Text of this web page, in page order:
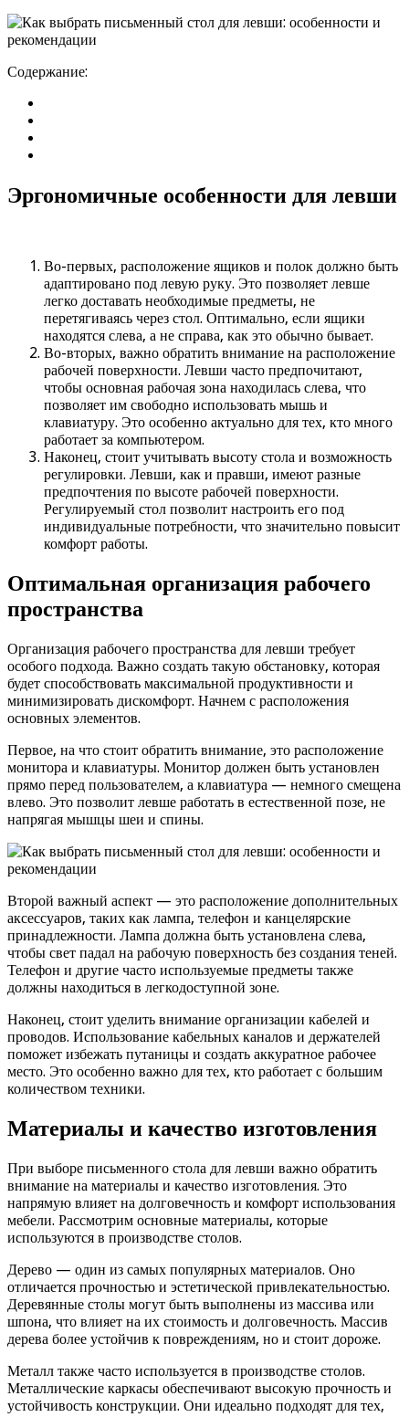
Содержание:
Эргономичные особенности для левши
Во-первых, расположение ящиков и полок должно быть
адаптировано под левую руку. Это позволяет левше
легко доставать необходимые предметы, не
перетягиваясь через стол. Оптимально, если ящики
находятся слева, а не справа, как это обычно бывает.
Во-вторых, важно обратить внимание на расположение
рабочей поверхности. Левши часто предпочитают,
чтобы основная рабочая зона находилась слева, что
позволяет им свободно использовать мышь и
клавиатуру. Это особенно актуально для тех, кто много
работает за компьютером.
Наконец, стоит учитывать высоту стола и возможность
регулировки. Левши, как и правши, имеют разные
предпочтения по высоте рабочей поверхности.
Регулируемый стол позволит настроить его под
индивидуальные потребности, что значительно повысит
комфорт работы.
Оптимальная организация рабочего
пространства
Организация рабочего пространства для левши требует
особого подхода. Важно создать такую обстановку, которая
будет способствовать максимальной продуктивности и
минимизировать дискомфорт. Начнем с расположения
основных элементов.
Первое, на что стоит обратить внимание, это расположение
монитора и клавиатуры. Монитор должен быть установлен
прямо перед пользователем, а клавиатура — немного смещена
влево. Это позволит левше работать в естественной позе, не
напрягая мышцы шеи и спины.
Второй важный аспект — это расположение дополнительных
аксессуаров, таких как лампа, телефон и канцелярские
принадлежности. Лампа должна быть установлена слева,
чтобы свет падал на рабочую поверхность без создания теней.
Телефон и другие часто используемые предметы также
должны находиться в легкодоступной зоне.
Наконец, стоит уделить внимание организации кабелей и
проводов. Использование кабельных каналов и держателей
поможет избежать путаницы и создать аккуратное рабочее
место. Это особенно важно для тех, кто работает с большим
количеством техники.
Материалы и качество изготовления
При выборе письменного стола для левши важно обратить
внимание на материалы и качество изготовления. Это
напрямую влияет на долговечность и комфорт использования
мебели. Рассмотрим основные материалы, которые
используются в производстве столов.
Дерево — один из самых популярных материалов. Оно
отличается прочностью и эстетической привлекательностью.
Деревянные столы могут быть выполнены из массива или
шпона, что влияет на их стоимость и долговечность. Массив
дерева более устойчив к повреждениям, но и стоит дороже.
Металл также часто используется в производстве столов.
Металлические каркасы обеспечивают высокую прочность и
устойчивость конструкции. Они идеально подходят для тех,